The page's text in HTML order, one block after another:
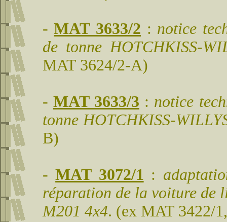
-MAT 3633/2 : notice
de tonne HOTCHKISS-
MAT 3624/2-A)
- MAT 3633/3 : notice
tonne HOTCHKISS-
B)
-MAT 3072/1 :
réparation de la voiture de
M201 4x4. (ex MAT 3422/